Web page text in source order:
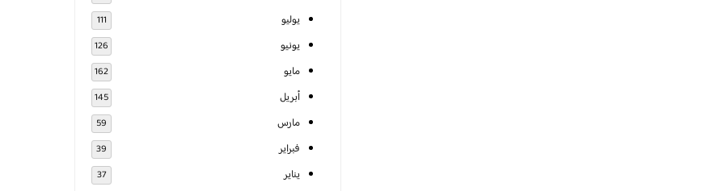
يوليو 111
يونيو 126
مايو 162
أبريل 145
مارس 59
فبراير 39
يناير 37